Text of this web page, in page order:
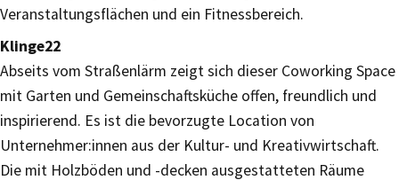
Veranstaltungsflächen und ein Fitnessbereich.
Klinge22
Abseits vom Straßenlärm zeigt sich dieser Coworking Space
mit Garten und Gemeinschaftsküche offen, freundlich und
inspirierend. Es ist die bevorzugte Location von
Unternehmer:innen aus der Kultur- und Kreativwirtschaft.
Die mit Holzböden und -decken ausgestatteten Räume